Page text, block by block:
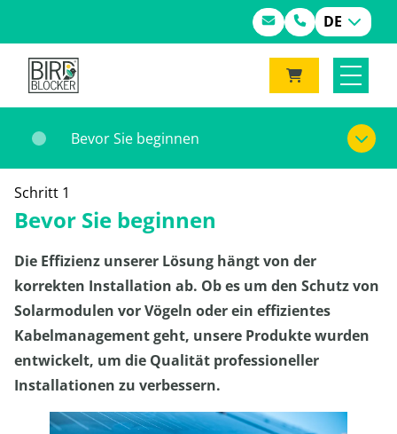
DE
Bevor Sie beginnen
Schritt 1
Bevor Sie beginnen
Die Effizienz unserer Lösung hängt von der
korrekten Installation ab. Ob es um den Schutz von
Solarmodulen vor Vögeln oder ein effizientes
Kabelmanagement geht, unsere Produkte wurden
entwickelt, um die Qualität professioneller
Installationen zu verbessern.